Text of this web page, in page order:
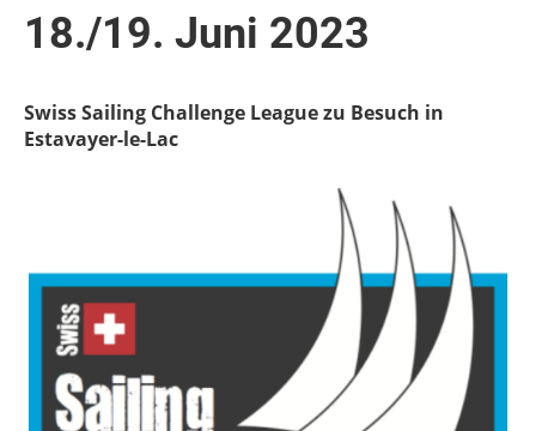
18./19. Juni 2023
Swiss Sailing Challenge League zu Besuch in
Estavayer-le-Lac